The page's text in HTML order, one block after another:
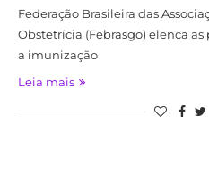
Federação Brasileira das
Obstetrícia (Febrasgo) elenca
a imunização
Leia mais